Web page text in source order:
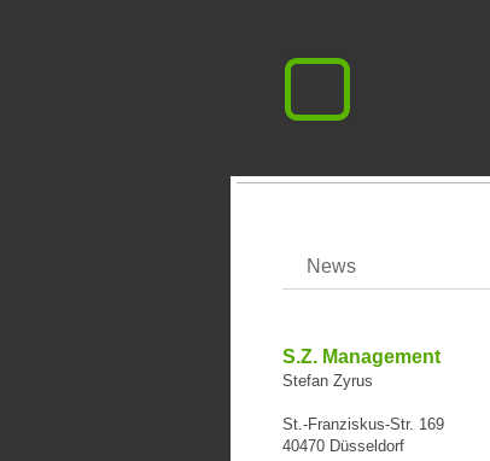
News
News
S.Z. Management
Stefan Zyrus
St.-Franziskus-Str. 169
40470 Düsseldorf